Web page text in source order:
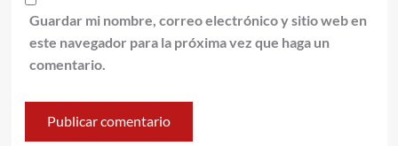
Guardar mi nombre, correo electrónico y sitio web en
este navegador para la próxima vez que haga un
comentario.